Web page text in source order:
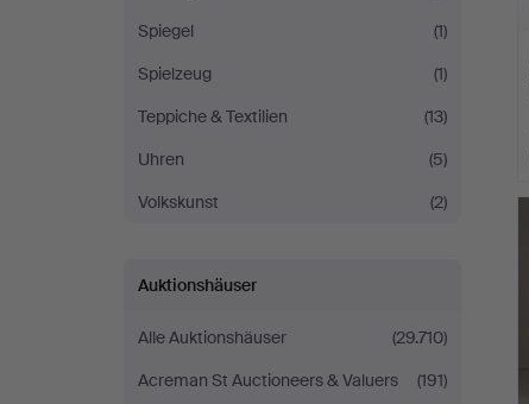
Spiegel
(1)
Spielzeug
(1)
Teppiche & Textilien
(13)
Uhren
(5)
Volkskunst
(2)
Auktionshäuser
Alle Auktionshäuser
(29.710)
Acreman St Auctioneers & Valuers
(191)